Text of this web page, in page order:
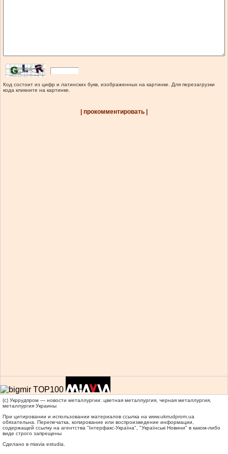
Код состоит из цифр и латинских букв, изображенных на картинке. Для перезагрузки
кода кликните на картинке.
| прокомментировать |
(c) Укррудпром — новости металлургии: цветная металлургия, черная металлургия,
металлургия Украины
При цитировании и использовании материалов ссылка на www.ukrrudprom.ua
обязательна. Перепечатка, копирование или воспроизведение информации,
содержащей ссылку на агентства "Iнтерфакс-Україна", "Українськi Новини" в каком-либо
виде строго запрещены
Сделано в miavia estudia.